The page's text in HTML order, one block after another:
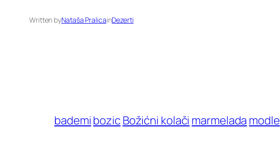
Written byNataša PralicainDezerti
bademi bozic Božićni kolači marmelada modle